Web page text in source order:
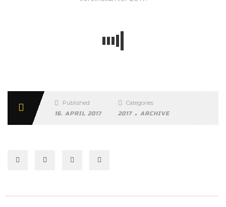
Published
16. APRIL 2017
Categories
2017 . ARCHIVE